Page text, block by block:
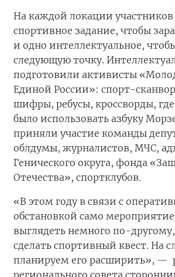
На каждой локации
спортивное задание, чтобы
и одно интеллектуальное,
следующую точку.
подготовили активисты
Единой России»: спорт-
шифры, ребусы, кроссворды,
было использовать азбуку
приняли участие команды
облдумы, журналистов, МЧС,
Генического округа, фонда
Отечества», спортклубов.
«В этом году в связи с
обстановкой само
выглядеть немного по-
сделать спортивный квест. На
планируем его расширить», —